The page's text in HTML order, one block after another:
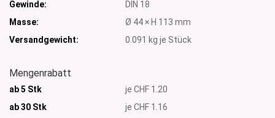
Gewinde:
DIN 18
Masse:
Ø 44 × H 113 mm
Versandgewicht:
0.091 kg je Stück
Mengenrabatt
ab 5 Stk
je CHF 1.20
ab 30 Stk
je CHF 1.16